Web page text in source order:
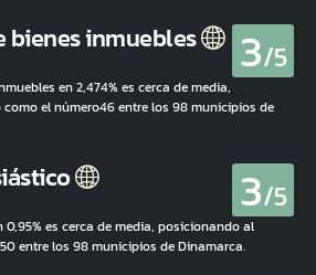
bienes inmuebles 3/5
en 2,474% es cerca de media,
el número46 entre los 98 municipios de
3/5
es cerca de media, posicionando al
entre los 98 municipios de Dinamarca.